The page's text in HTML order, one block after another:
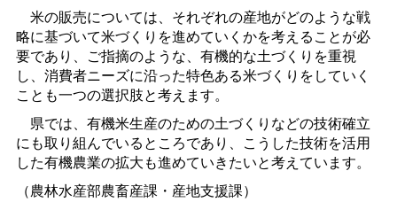
米の販売については、それぞれの産地がどのような戦
略に基づいて米づくりを進めていくかを考えることが必
要であり、ご指摘のような、有機的な土づくりを重視
し、消費者ニーズに沿った特色ある米づくりをしていく
ことも一つの選択肢と考えます。
県では、有機米生産のための土づくりなどの技術確立
にも取り組んでいるところであり、こうした技術を活用
した有機農業の拡大も進めていきたいと考えています。
（農林水産部農畜産課・産地支援課）